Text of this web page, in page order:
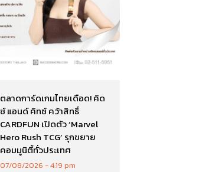
ตลาดการ์ดเกมไทยเดือด! คิด
ซ์ แอนด์ คิทซ์ คว้าสิทธิ์
CARDFUN เปิดตัว ‘Marvel
Hero Rush TCG’ รุกขยาย
คอมมูนิตี้ทั่วประเทศ
07/08/2026 4:19 pm